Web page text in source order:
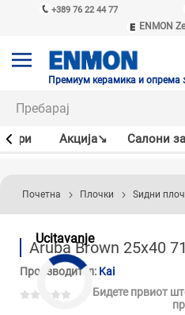
+389 76 22 44 77
ENMON
ENMON
Премиум керамика и опрема
Акцијa↘ Салони
Ucitavanje
Почетна Плочки Ѕидни
Aruba Brown 25x40
Производител: Kai
Бидете првиот